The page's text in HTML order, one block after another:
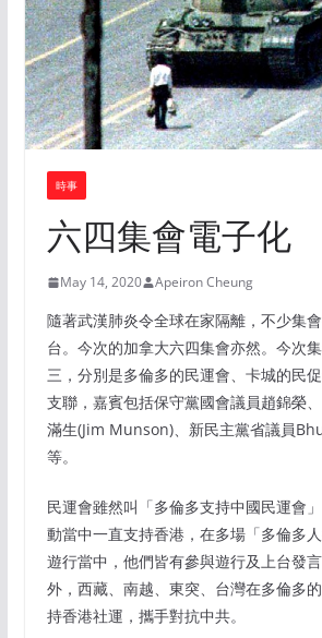
時事
六四集會電子化
May 14, 2020 Apeiron Cheung
隨著武漢肺炎令全球在家隔離，不少集
台。今次的加拿大六四集會亦然。今次
三，分別是多倫多的民運會、卡城的民
支聯，嘉賓包括保守黨國會議員趙錦榮
滿生(Jim Munson)、新民主黨省議員
等。
民運會雖然叫「多倫多支持中國民運會
動當中一直支持香港，在多場「多倫多
遊行當中，他們皆有參與遊行及上台發
外，西藏、南越、東突、台灣在多倫多
持香港社運，攜手對抗中共。